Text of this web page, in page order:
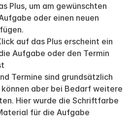
Plus, um am gewünschten
oder einen neuen
auf das Plus erscheint ein
Aufgabe oder den Termin
Termine sind grundsätzlich
aber bei Bedarf weitere
Hier wurde die Schriftfarbe
für die Aufgabe